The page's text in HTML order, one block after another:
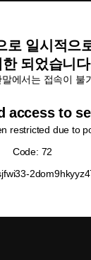
로 일시적으
한 되었습니
에서는 접속이 불
access to
restricted due to
Code: 72